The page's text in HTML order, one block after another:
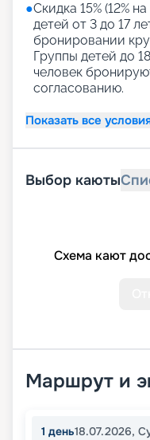
●Скидка 15% (12%
детей от 3 до 17
бронировании
Группы детей до
человек
согласованию.
Показать все
Выбор каюты
Схема кают
Маршрут и
1 день18.07.2026,